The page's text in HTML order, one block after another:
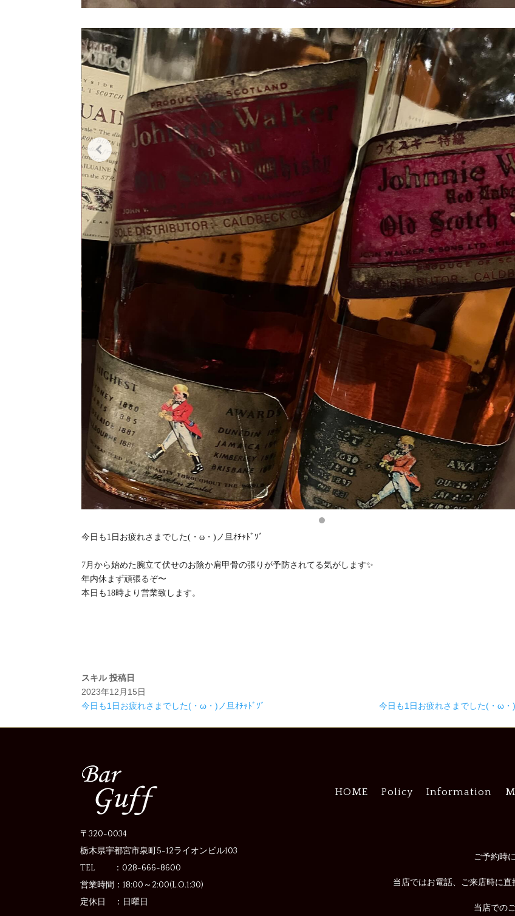
今日も1日お疲れさまでした(・ω・)ノ旦ｵﾁｬﾄﾞｿﾞ
7月から始めた腕立て伏せのお陰か肩甲骨の張りが予防されてる気がします✨
年内休まず頑張るぞ〜
本日も18時より営業致します。
スキル 投稿日
2023年12月15日
今日も1日お疲れさまでした(・ω・)ノ旦ｵﾁｬﾄﾞｿﾞ
今日も1日お疲れさまでした(・ω・)
〒320-0034
栃木県宇都宮市泉町5-12ライオンビル103
TEL ：028-666-8600
営業時間： 18:00～2:00(L.O.1:30)
定休日 ： 日曜日
HOME Policy Information
ご予約時
当店ではお電話、ご来店時に直
当店での